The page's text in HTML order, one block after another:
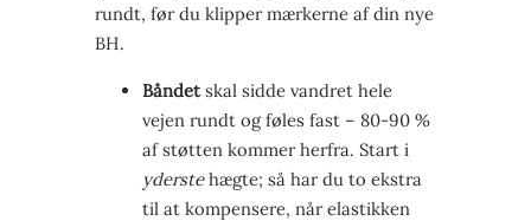
rundt, før du klipper mærkerne af din nye
BH.
Båndetskal sidde vandret hele
vejen rundt og føles fast – 80-90 %
af støtten kommer herfra. Start i
yderstehægte; så har du to ekstra
til at kompensere, når elastikken